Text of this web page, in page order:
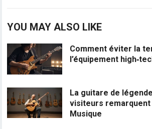
YOU MAY ALSO LIKE
Comment éviter la
l’équipement
La guitare de
visiteurs remarquent
Musique